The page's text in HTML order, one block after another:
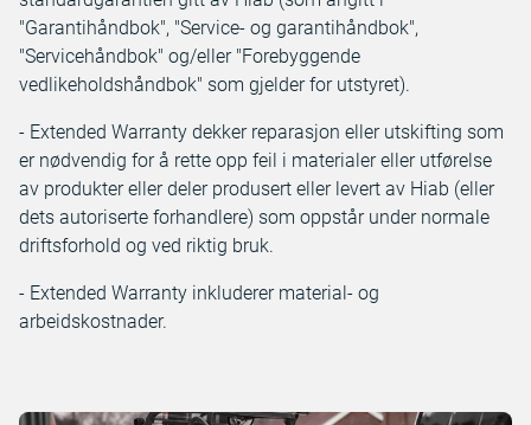
"Garantihåndbok", "Service- og garantihåndbok",
"Servicehåndbok" og/eller "Forebyggende
vedlikeholdshåndbok" som gjelder for utstyret).
- Extended Warranty dekker reparasjon eller utskifting som
er nødvendig for å rette opp feil i materialer eller utførelse
av produkter eller deler produsert eller levert av Hiab (eller
dets autoriserte forhandlere) som oppstår under normale
driftsforhold og ved riktig bruk.
- Extended Warranty inkluderer material- og
arbeidskostnader.